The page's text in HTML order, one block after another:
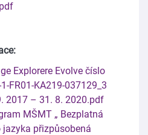
Explorere Evolve číslo
FR01-KA219-037129_3
2017 – 31. 8. 2020.pdf
MŠMT „ Bezplatná
jazyka přizpůsobená